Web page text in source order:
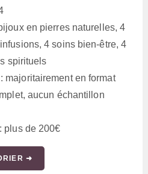
en pierres naturelles, 4
4 soins bien-être, 4
spirituels
majoritairement en format
aucun échantillon
plus de 200€
➜